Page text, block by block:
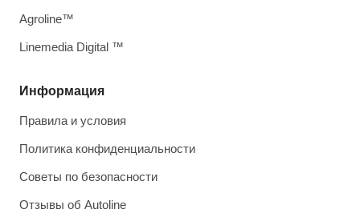
Информация
Правила и условия
Политика конфиденциальности
Советы по безопасности
Отзывы об Autoline
Agroline™
Linemedia Digital ™